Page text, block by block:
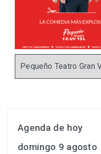
Pequeño Teatro Gran
Agenda de hoy
domingo 9 agosto